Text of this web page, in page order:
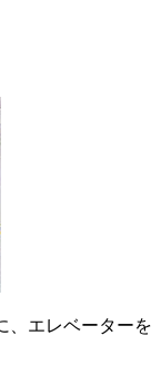
、エレベーターを